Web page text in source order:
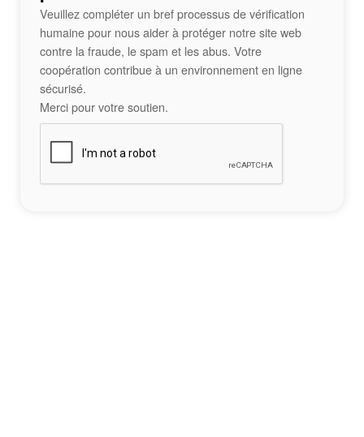
Veuillez compléter un bref processus de vérification
humaine pour nous aider à protéger notre site web
contre la fraude, le spam et les abus. Votre
coopération contribue à un environnement en ligne
sécurisé.
Merci pour votre soutien.